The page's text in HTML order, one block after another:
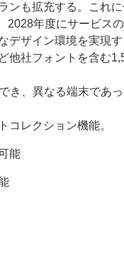
ンも拡充する。これ
2028年度にサービス
デザイン環境を実現す
他社フォントを含む
き、異なる端末であ
コレクション機能。
能